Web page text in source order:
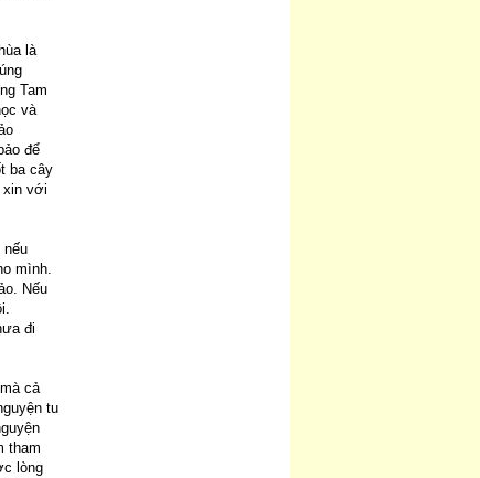
là
Tam
và
để
ba cây
xin với
mình.
Nếu
đi
cả
tu
tham
lòng